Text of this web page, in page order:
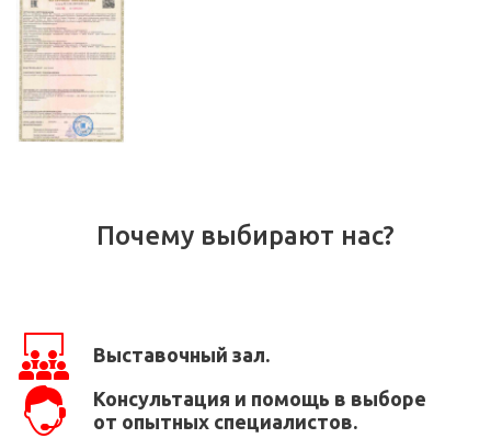
Почему выбирают нас?
Выставочный зал.
Консультация и помощь в выборе
от опытных специалистов.